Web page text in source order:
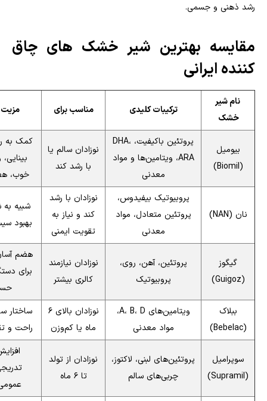
رشد ذهنی و جسمی.
مقایسه بهترین شیر خشک های چاق
کننده ایرانی
نام شیر
خشک
ترکیبات کلیدی مناسب برای
بیومیل
(Biomil)
پروتئین باکیفیت، DHA،
ARA، ویتامین‌ها و مواد
معدنی
نوزادان سالم یا
با رشد کند
کمک به
خوب،
نان (NAN)
پروبیوتیک بیفیدوس،
پروتئین متعادل، مواد
معدنی
نوزادان با رشد
کند و نیاز به
تقویت ایمنی
شبیه به
بهبود
گیگوز
(Guigoz)
پروتئین، آهن، روی،
پروبیوتیک
نوزادان نیازمند
کالری بیشتر
هضم
برای
ببلاک
(Bebelac)
ویتامین‌های A، B، D،
مواد معدنی
نوزادان بالای ۶
ماه یا کم‌وزن
ساختار
راحت و
سوپرامیل
(Supramil)
پروتئین‌های لبنی، لاکتوز،
چربی‌های سالم
نوزادان از تولد
تا ۶ ماه